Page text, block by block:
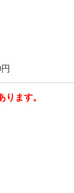
ます。